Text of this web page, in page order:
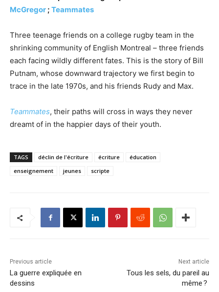
McGregor ; Teammates
Three teenage friends on a college rugby team in the
shrinking community of English Montreal – three friends
each facing wildly different fates. This is the story of Bill
Putnam, whose downward trajectory we first begin to
trace in the late 1970s, and his friends Rudy and Max.
Teammates, their paths will cross in ways they never
dreamt of in the happier days of their youth.
TAGS déclin de l'écriture écriture
éducation
enseignement
jeunes scripte
Previous article
La guerre expliquée en
dessins
Next article
Tous les sels, du pareil au
même ?